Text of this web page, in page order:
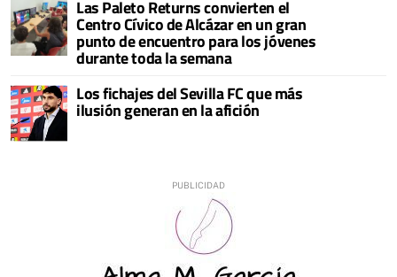
Las Paleto Returns convierten el
Centro Cívico de Alcázar en un gran
punto de encuentro para los jóvenes
durante toda la semana
Los fichajes del Sevilla FC que más
ilusión generan en la afición